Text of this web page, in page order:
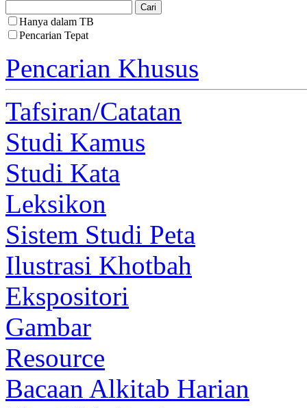
Hanya dalam TB
Pencarian Tepat
Pencarian Khusus
Tafsiran/Catatan
Studi Kamus
Studi Kata
Leksikon
Sistem Studi Peta
Ilustrasi Khotbah
Ekspositori
Gambar
Resource
Bacaan Alkitab Harian